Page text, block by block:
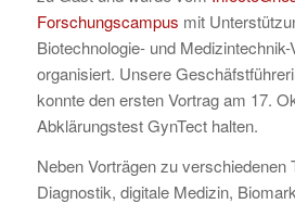
Forschungscampus mit
Biotechnologie- und Medizintechnik-
organisiert. Unsere
konnte den ersten Vortrag am 17.
Abklärungstest GynTect halten.
Neben Vorträgen zu verschiedenen
Diagnostik, digitale Medizin,